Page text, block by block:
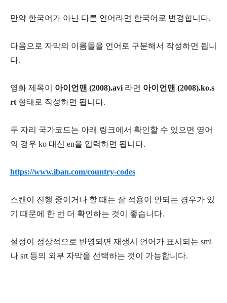
만약 한국어가 아닌 다른 언어라면 한국어로 변경합니다.
다음으로 자막의 이름들을 언어로 구분해서 작성하면 됩니
다.
영화 제목이 아이언맨 (2008).avi 라면 아이언맨 (2008).ko.s
rt 형태로 작성하면 됩니다.
두 자리 국가코드는 아래 링크에서 확인할 수 있으면 영어
의 경우 ko 대신 en을 입력하면 됩니다.
https://www.iban.com/country-codes
스캔이 진행 중이거나 할 때는 잘 적용이 안되는 경우가 있
기 때문에 한 번 더 확인하는 것이 좋습니다.
설정이 정상적으로 반영되면 재생시 언어가 표시되는 smi
나 srt 등의 외부 자막을 선택하는 것이 가능합니다.